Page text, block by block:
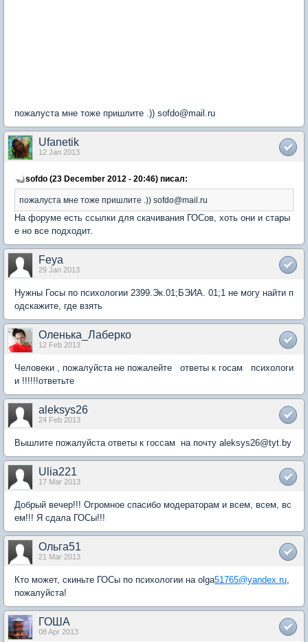
пожалуста мне тоже пришлите .)) sofdo@mail.ru
Ufanetik
12 Jan 2013
sofdo (23 December 2012 - 20:46) писал:
пожалуста мне тоже пришлите .)) sofdo@mail.ru
На форуме есть ссылки для скачивания ГОСов, хоть они и стары
е но все подходит.
Feya
29 Jan 2013
Нужны Госы по психологии 2399.Эк.01;БЭИА. 01;1 не могу найти п
одскажите, где взять
Оленька_Лаберко
12 Feb 2013
Человеки , пожалуйста не пожалейте ответы к госам психологи
и !!!!!!ответьте
aleksys26
24 Feb 2013
Вышлите пожалуйста ответы к госсам на почту aleksys26@tyt.by
Ulia221
17 Mar 2013
Добрый вечер!!! Огромное спасибо модераторам и всем, всем, вс
ем!!! Я сдала ГОСы!!!
Ольга51
21 Mar 2013
Кто может, скиньте ГОСы по психологии на olga51765@yandex.ru,
пожалуйста!
ГОША
08 Apr 2013